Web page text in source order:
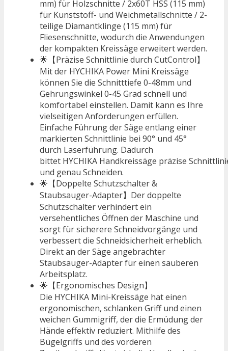
mm) für Holzschnitte / 2x60T HSS (115 mm)
für Kunststoff- und Weichmetallschnitte / 2-
teilige Diamantklinge (115 mm) für
Fliesenschnitte, wodurch die Anwendungen
der kompakten Kreissäge erweitert werden.
🌟【Präzise Schnittlinie durch CutControl】
Mit der HYCHIKA Power Mini Kreissäge
können Sie die Schnitttiefe 0-48mm und
Gehrungswinkel 0-45 Grad schnell und
komfortabel einstellen. Damit kann es Ihre
vielseitigen Anforderungen erfüllen.
Einfache Führung der Säge entlang einer
markierten Schnittlinie bei 90° und 45°
durch Laserführung. Dadurch
bittet HYCHIKA Handkreissäge präzise
und genau Schneiden.
🌟【Doppelte Schutzschalter &
Staubsauger-Adapter】Der doppelte
Schutzschalter verhindert ein
versehentliches Öffnen der Maschine und
sorgt für sicherere Schneidvorgänge und
verbessert die Schneidsicherheit erheblich.
Direkt an der Säge angebrachter
Staubsauger-Adapter für einen sauberen
Arbeitsplatz.
🌟【Ergonomisches Design】
Die HYCHIKA Mini-Kreissäge hat einen
ergonomischen, schlanken Griff und einen
weichen Gummigriff, der die Ermüdung der
Hände effektiv reduziert. Mithilfe des
Bügelgriffs und des vorderen